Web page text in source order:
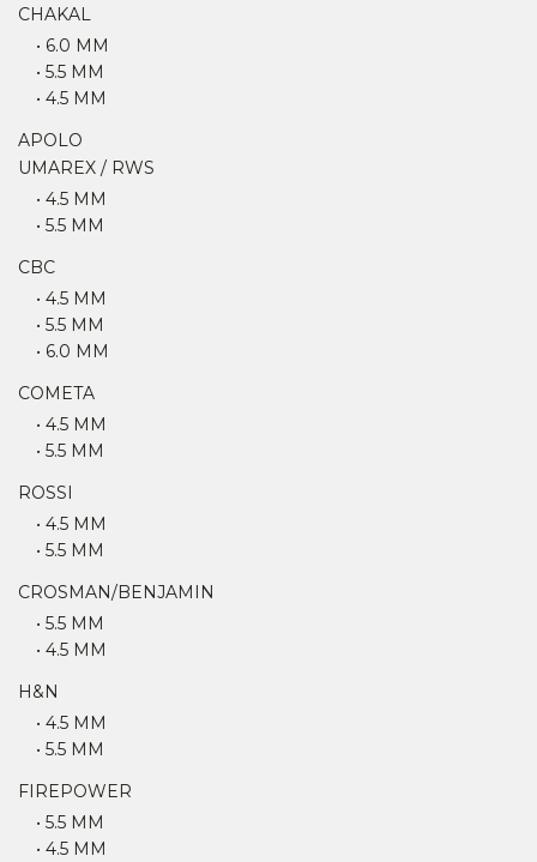
CHAKAL
• 6.0 MM
• 5.5 MM
• 4.5 MM
APOLO
UMAREX / RWS
• 4.5 MM
• 5.5 MM
CBC
• 4.5 MM
• 5.5 MM
• 6.0 MM
COMETA
• 4.5 MM
• 5.5 MM
ROSSI
• 4.5 MM
• 5.5 MM
CROSMAN/BENJAMIN
• 5.5 MM
• 4.5 MM
H&N
• 4.5 MM
• 5.5 MM
FIREPOWER
• 5.5 MM
• 4.5 MM